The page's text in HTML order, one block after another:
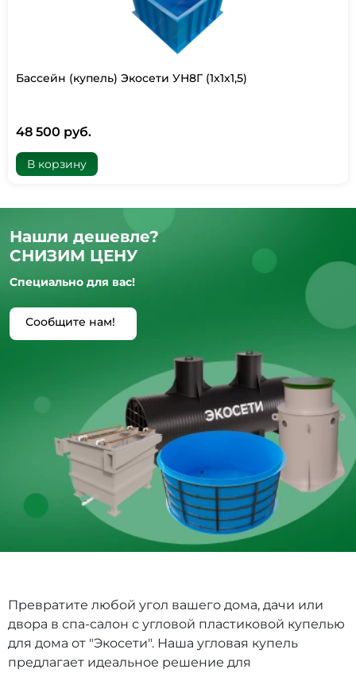
Бассейн (купель) Экосети УН8Г (1х1х1,5)
48 500 руб.
В корзину
Нашли дешевле?
СНИЗИМ ЦЕНУ
Специально для вас!
Сообщите нам!
Превратите любой угол вашего дома, дачи или
двора в спа-салон с угловой пластиковой купелью
для дома от "Экосети". Наша угловая купель
предлагает идеальное решение для